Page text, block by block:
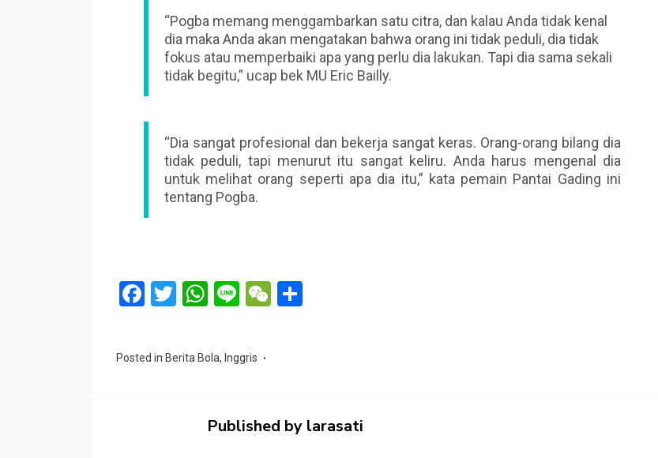
“Pogba memang menggambarkan satu citra, dan kalau Anda tidak kenal
dia maka Anda akan mengatakan bahwa orang ini tidak peduli, dia tidak
fokus atau memperbaiki apa yang perlu dia lakukan. Tapi dia sama sekali
tidak begitu,” ucap bek MU Eric Bailly.
“Dia sangat profesional dan bekerja sangat keras. Orang-orang bilang dia
tidak peduli, tapi menurut itu sangat keliru. Anda harus mengenal dia
untuk melihat orang seperti apa dia itu,” kata pemain Pantai Gading ini
tentang Pogba.
F
b
T
er
W
s
p
Li
W
Posted in Berita Bola, Inggris
Published by larasati